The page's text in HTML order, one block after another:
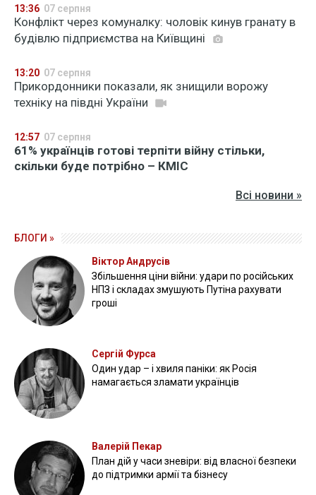
13:36 07 серпня
Конфлікт через комуналку: чоловік кинув гранату в
будівлю підприємства на Київщині
13:20 07 серпня
Прикордонники показали, як знищили ворожу
техніку на півдні України
12:57 07 серпня
61% українців готові терпіти війну стільки,
скільки буде потрібно – КМІС
Всі новини »
БЛОГИ »
Віктор Андрусів
Збільшення ціни війни: удари по російських
НПЗ і складах змушують Путіна рахувати
гроші
Сергій Фурса
Один удар – і хвиля паніки: як Росія
намагається зламати українців
Валерій Пекар
План дій у часи зневіри: від власної безпеки
до підтримки армії та бізнесу